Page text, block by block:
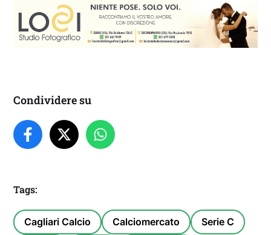
Condividere su
Tags:
Cagliari Calcio Calciomercato Serie C